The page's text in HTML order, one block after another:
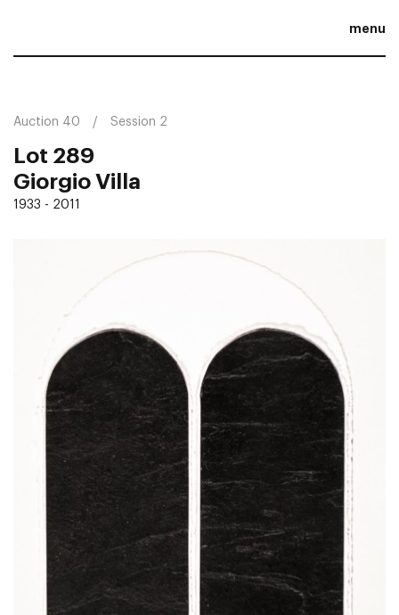
menu
Auction 40 Session 2
Lot 289
Giorgio Villa
1933 - 2011